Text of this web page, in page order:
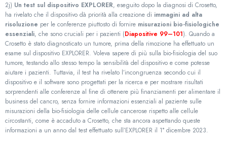
2j) Un test sul dispositivo EXPLORER, eseguito dopo la diagnosi di Crosetto,
ha rivelato che il dispositivo dà priorità alla creazione di immagini ad alta
risoluzione per le conferenze piuttosto di fornire misurazioni bio-fisiologiche
essenziali, che sono cruciali per i pazienti (Diapositive 99–101). Quando a
Crosetto è stato diagnosticato un tumore, prima della rimozione ha effettuato un
esame sul dispositivo EXPLORER. Voleva sapere di più sulla bio-fisiologia del suo
tumore, testando allo stesso tempo la sensibilità del dispositivo e come potesse
aiutare i pazienti. Tuttavia, il test ha rivelato l’incongruenza secondo cui il
dispositivo e il software sono progettati per la ricerca e per mostrare risultati
sorprendenti alle conferenze al fine di ottenere più finanziamenti per alimentare il
business del cancro, senza fornire informazioni essenziali al paziente sulle
misurazioni della bio-fisiologia delle cellule cancerose rispetto alle cellule
circostanti, come è accaduto a Crosetto, che sta ancora aspettando queste
informazioni a un anno dal test effettuato sull’EXPLORER il 1° dicembre 2023.